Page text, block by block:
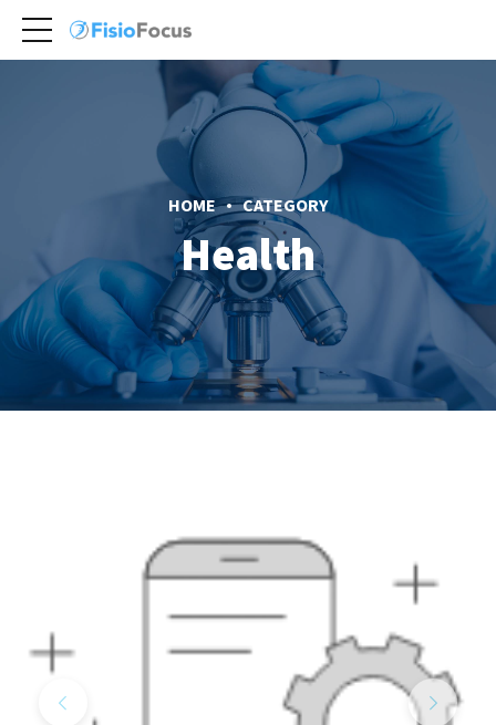
HOME CATEGORY
Health